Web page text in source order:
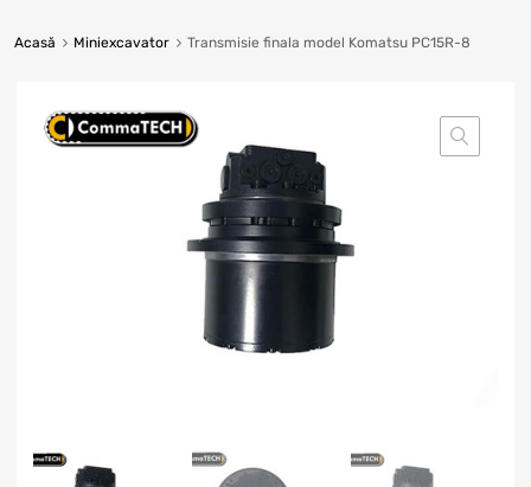
Acasă Miniexcavator Transmisie finala model Komatsu PC15R-8